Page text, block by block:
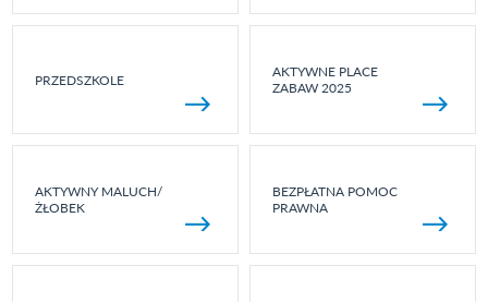
PRZEDSZKOLE
AKTYWNE PLACE
ZABAW 2025
AKTYWNY MALUCH/
ŻŁOBEK
BEZPŁATNA POMOC
PRAWNA